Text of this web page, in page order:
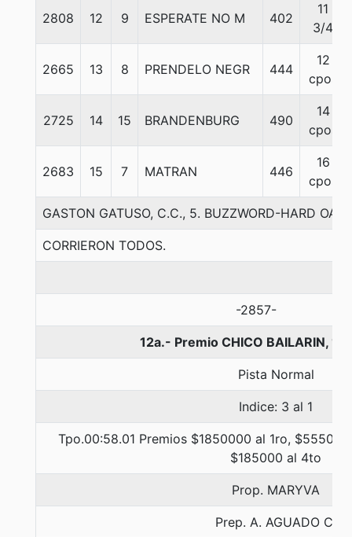
2808 12 9 ESPERATE NO M 402
11
3/4
2665 13 8 PRENDELO NEGR 444
12
cpos
2725 14 15 BRANDENBURG 490
14
cpos
2683 15 7 MATRAN 446
16
cpos
GASTON GATUSO, C.C., 5. BUZZWORD-HARD
CORRIERON TODOS.
-2857-
12a.- Premio CHICO BAILARIN,
Pista Normal
Indice: 3 al 1
Tpo.00:58.01 Premios $1850000 al 1ro,
$185000 al 4to
Prop. MARYVA
Prep. A. AGUADO C.